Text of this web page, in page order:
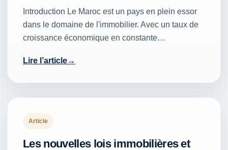
Introduction Le Maroc est un pays en plein essor
dans le domaine de l'immobilier. Avec un taux de
croissance économique en constante…
Lire l’article
Article
Les nouvelles lois immobilières et